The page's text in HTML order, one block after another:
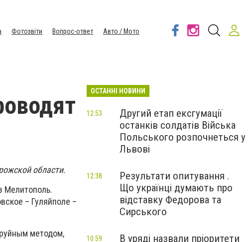
Фотозвіти Вопрос-ответ
Авто / Мото
области.
Мелитополь.
– Гуляйполе –
методом,
ОСТАННІ НОВИНИ
Другий етап ексгумації
останків солдатів Війська
Польського розпочнеться у
Львові
12:53
Результати опитування .
Що українці думають про
відставку Федорова та
Сирського
12:38
В уряді назвали пріоритети
10:59